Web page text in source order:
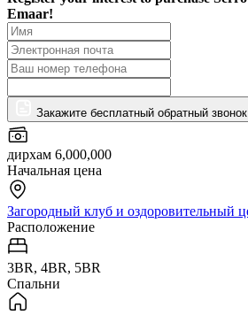
Emaar!
Закажите бесплатный обратный звонок
дирхам 6,000,000
Начальная цена
Загородный клуб и оздоровительный
Расположение
3BR, 4BR, 5BR
Спальни